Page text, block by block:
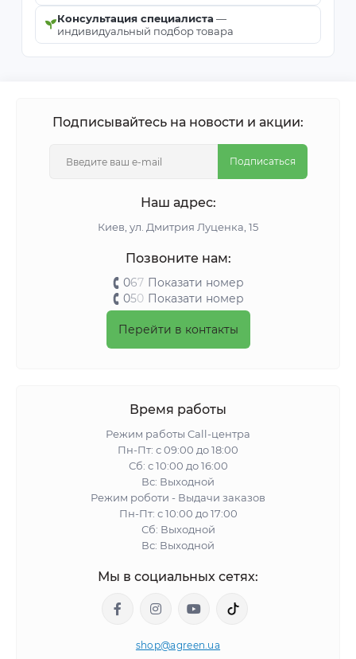
Консультация специалиста —
индивидуальный подбор товара
Подписывайтесь на новости и акции:
Подписаться
Наш адрес:
Киeв, ул. Дмитрия Луценка, 15
Позвоните нам:
067 Показати номер
050 Показати номер
Перейти в контакты
Время работы
Режим работы Call-центра
Пн-Пт: с 09:00 до 18:00
Сб: с 10:00 до 16:00
Вс: Выходной
Режим роботи - Выдачи заказов
Пн-Пт: с 10:00 до 17:00
Сб: Выходной
Вс: Выходной
Мы в социальных сетях:
shop@agreen.ua